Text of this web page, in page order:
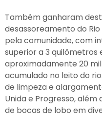
Também ganharam
desassoreamento do
pela comunidade, com
superior a 3 quilômetros
aproximadamente 20
acumulado no leito do
de limpeza e
Unida e Progresso,
de bocas de lobo em